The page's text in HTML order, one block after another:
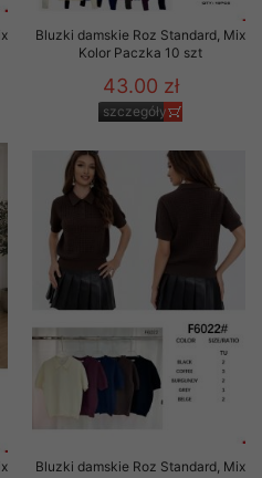
Bluzki damskie Roz Standard, Mix
Kolor Paczka 10 szt
43.00 zł
szczegóły
Bluzki damskie Roz Standard, Mix